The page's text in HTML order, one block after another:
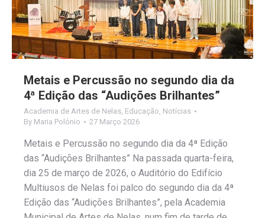
Metais e Percussão no segundo dia da
4ª Edição das “Audições Brilhantes”
Academia de Artes de Nelas, Educação, Notícias
By Maria Polónio 27 Março 2026
Metais e Percussão no segundo dia da 4ª Edição
das “Audições Brilhantes” Na passada quarta-feira,
dia 25 de março de 2026, o Auditório do Edifício
Multiusos de Nelas foi palco do segundo dia da 4ª
Edição das “Audições Brilhantes”, pela Academia